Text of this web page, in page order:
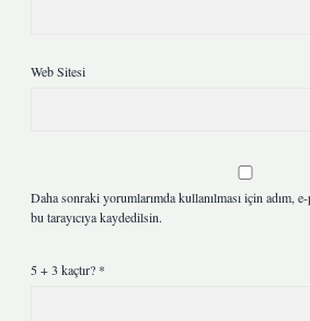
Web Sitesi
Daha sonraki yorumlarımda kullanılması için adım,
bu tarayıcıya kaydedilsin.
5 + 3 kaçtır? *